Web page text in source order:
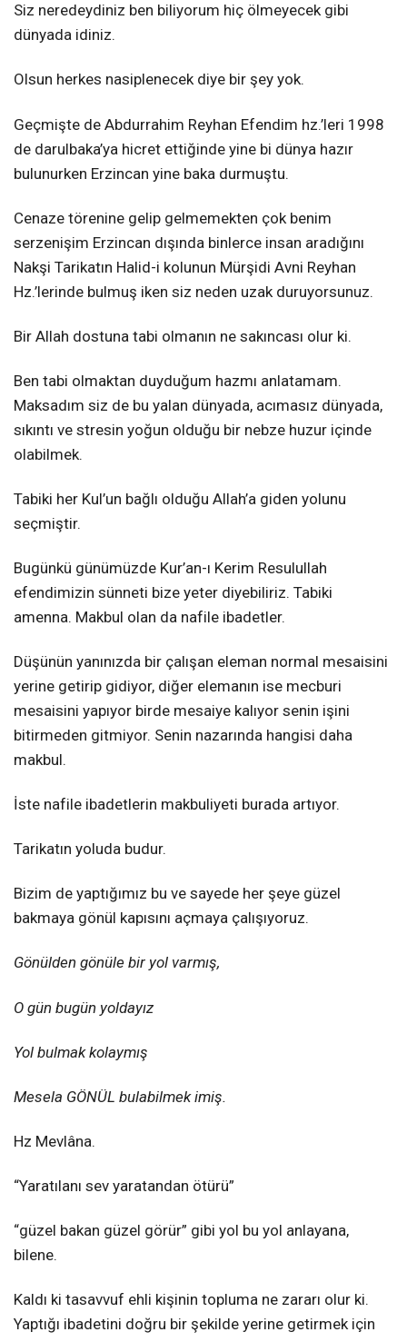
Siz neredeydiniz ben biliyorum hiç ölmeyecek gibi
dünyada idiniz.
Olsun herkes nasiplenecek diye bir şey yok.
Geçmişte de Abdurrahim Reyhan Efendim hz.’leri 1998
de darulbaka’ya hicret ettiğinde yine bi dünya hazır
bulunurken Erzincan yine baka durmuştu.
Cenaze törenine gelip gelmemekten çok benim
serzenişim Erzincan dışında binlerce insan aradığını
Nakşi Tarikatın Halid-i kolunun Mürşidi Avni Reyhan
Hz.’lerinde bulmuş iken siz neden uzak duruyorsunuz.
Bir Allah dostuna tabi olmanın ne sakıncası olur ki.
Ben tabi olmaktan duyduğum hazmı anlatamam.
Maksadım siz de bu yalan dünyada, acımasız dünyada,
sıkıntı ve stresin yoğun olduğu bir nebze huzur içinde
olabilmek.
Tabiki her Kul’un bağlı olduğu Allah’a giden yolunu
seçmiştir.
Bugünkü günümüzde Kur’an-ı Kerim Resulullah
efendimizin sünneti bize yeter diyebiliriz. Tabiki
amenna. Makbul olan da nafile ibadetler.
Düşünün yanınızda bir çalışan eleman normal mesaisini
yerine getirip gidiyor, diğer elemanın ise mecburi
mesaisini yapıyor birde mesaiye kalıyor senin işini
bitirmeden gitmiyor. Senin nazarında hangisi daha
makbul.
İste nafile ibadetlerin makbuliyeti burada artıyor.
Tarikatın yoluda budur.
Bizim de yaptığımız bu ve sayede her şeye güzel
bakmaya gönül kapısını açmaya çalışıyoruz.
Gönülden gönüle bir yol varmış,
O gün bugün yoldayız
Yol bulmak kolaymış
Mesela GÖNÜL bulabilmek imiş.
Hz Mevlâna.
“Yaratılanı sev yaratandan ötürü”
“güzel bakan güzel görür” gibi yol bu yol anlayana,
bilene.
Kaldı ki tasavvuf ehli kişinin topluma ne zararı olur ki.
Yaptığı ibadetini doğru bir şekilde yerine getirmek için